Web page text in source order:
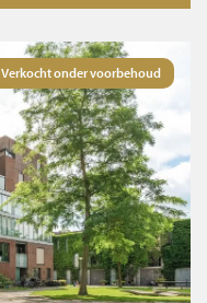
Verkocht onder voorbehoud